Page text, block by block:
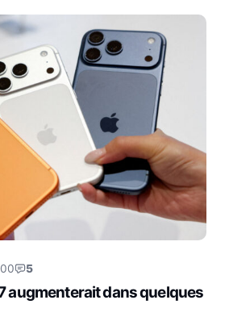
5
augmenterait dans quelques